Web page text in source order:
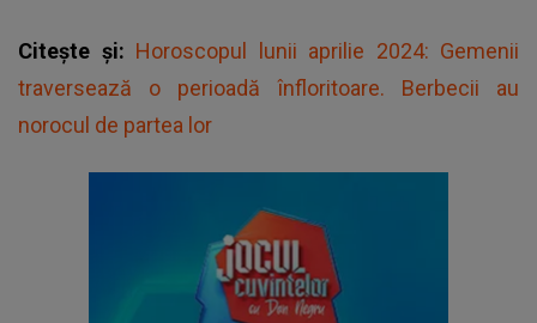
Citește și: Horoscopul lunii aprilie 2024: Gemenii
traversează o perioadă înfloritoare. Berbecii au
norocul de partea lor